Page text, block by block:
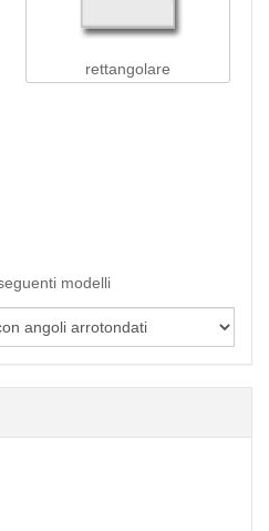
rettangolare
modelli